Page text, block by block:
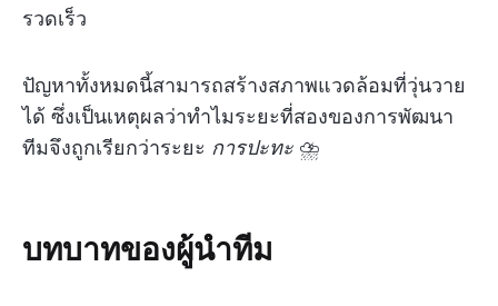
รวดเร็ว
ปัญหาทั้งหมดนี้สามารถสร้างสภาพแวดล้อมที่วุ่นวาย
ได้ ซึ่งเป็นเหตุผลว่าทำไมระยะที่สองของการพัฒนา
ทีมจึงถูกเรียกว่าระยะ การปะทะ ⛈️
บทบาทของผู้นำทีม